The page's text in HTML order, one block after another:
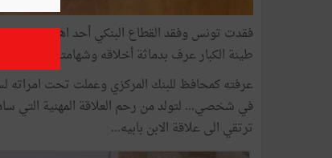
فقدت تونس وفقد القطاع البنكي أحد اهم رموزه
طينة الكبار عرف بدماثة أخلاقه وشهامته وكفاءته
عرفته كمحافظ للبنك المركزي وعملت تحت
في شخصي... لتولد من رحم العلاقة المهنية التي
ترتقي الى علاقة الابن بابيه...